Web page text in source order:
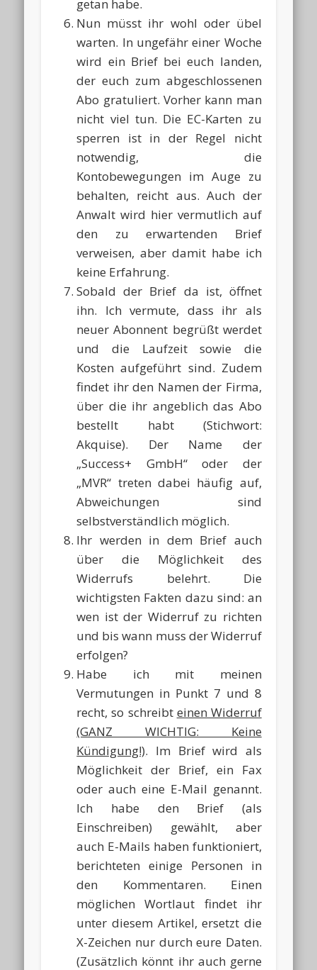
getan habe.
Nun müsst ihr wohl oder übel
warten. In ungefähr einer Woche
wird ein Brief bei euch landen,
der euch zum abgeschlossenen
Abo gratuliert. Vorher kann man
nicht viel tun. Die EC-Karten zu
sperren ist in der Regel nicht
notwendig, die
Kontobewegungen im Auge zu
behalten, reicht aus. Auch der
Anwalt wird hier vermutlich auf
den zu erwartenden Brief
verweisen, aber damit habe ich
keine Erfahrung.
Sobald der Brief da ist, öffnet
ihn. Ich vermute, dass ihr als
neuer Abonnent begrüßt werdet
und die Laufzeit sowie die
Kosten aufgeführt sind. Zudem
findet ihr den Namen der Firma,
über die ihr angeblich das Abo
bestellt habt (Stichwort:
Akquise). Der Name der
„Success+ GmbH“ oder der
„MVR“ treten dabei häufig auf,
Abweichungen sind
selbstverständlich möglich.
Ihr werden in dem Brief auch
über die Möglichkeit des
Widerrufs belehrt. Die
wichtigsten Fakten dazu sind: an
wen ist der Widerruf zu richten
und bis wann muss der Widerruf
erfolgen?
Habe ich mit meinen
Vermutungen in Punkt 7 und 8
recht, so schreibt einen Widerruf
(GANZ WICHTIG: Keine
Kündigung!). Im Brief wird als
Möglichkeit der Brief, ein Fax
oder auch eine E-Mail genannt.
Ich habe den Brief (als
Einschreiben) gewählt, aber
auch E-Mails haben funktioniert,
berichteten einige Personen in
den Kommentaren. Einen
möglichen Wortlaut findet ihr
unter diesem Artikel, ersetzt die
X-Zeichen nur durch eure Daten.
(Zusätzlich könnt ihr auch gerne